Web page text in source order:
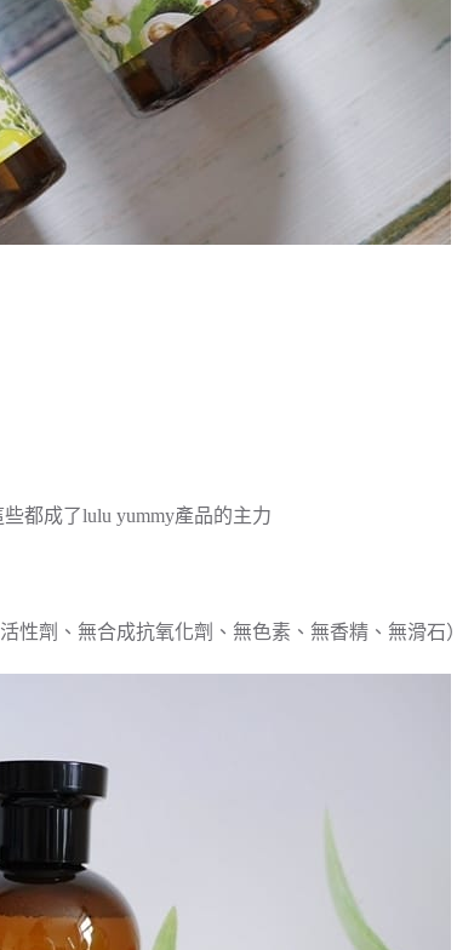
都成了lulu yummy產品的主力
性劑、無合成抗氧化劑、無色素、無香精、無滑石）